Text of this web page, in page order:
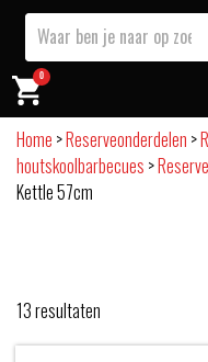
0
Home >Reserveonderdelen >
houtskoolbarbecues >
Kettle 57cm
13resultaten